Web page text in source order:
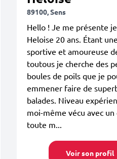
89100, Sens
Hello ! Je me présente
Heloise 20 ans. Étant
sportive et amoureuse
toutous je cherche des
boules de poils que je
emmener faire de
balades. Niveau
moi-même vécu avec un
toute m...
Voir son profil